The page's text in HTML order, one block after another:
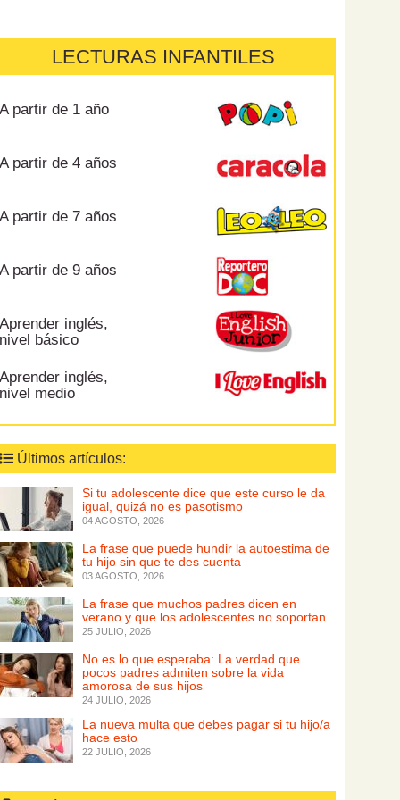
LECTURAS INFANTILES
A partir de 1 año
A partir de 4 años
A partir de 7 años
A partir de 9 años
Aprender inglés,
nivel básico
Aprender inglés,
nivel medio
Últimos artículos:
Si tu adolescente dice que este curso le da
igual, quizá no es pasotismo
04 AGOSTO, 2026
La frase que puede hundir la autoestima de
tu hijo sin que te des cuenta
03 AGOSTO, 2026
La frase que muchos padres dicen en
verano y que los adolescentes no soportan
25 JULIO, 2026
No es lo que esperaba: La verdad que
pocos padres admiten sobre la vida
amorosa de sus hijos
24 JULIO, 2026
La nueva multa que debes pagar si tu hijo/a
hace esto
22 JULIO, 2026